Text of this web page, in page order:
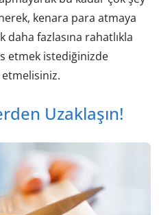
kenara para atmaya
fazlasına rahatlıkla
etmek istediğinizde
Uzaklaşın!